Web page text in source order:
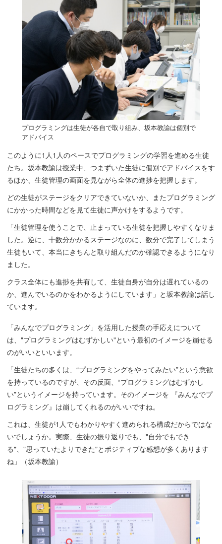
プログラミングは生徒が各自で取り組み、坂本教諭は個別で
アドバイス
このように1人1人のペースでプログラミングの学習を進める生徒
たち。坂本教諭は授業中、つまずいた生徒に個別でアドバイスをす
るほか、生徒管理の画面を見ながら全体の進捗を把握します。
どの生徒がステージをクリアできていないか、またプログラミング
にかかった時間などを見て生徒に声かけをするようです。
「生徒管理を使うことで、止まっている生徒を把握しやすくなりま
した。逆に、十数分かかるステージなのに、数分で完了してしまう
生徒もいて、本当にきちんと取り組んだのか確認できるようになり
ました。
クラス全体にも進捗を共有して、生徒自身が自分は遅れているの
か、進んでいるのかをわかるようにしています」と坂本教諭は話し
ています。
「みんなでプログラミング」を活用した授業の手応えについて
は、"プログラミングはむずかしい"という最初のイメージを崩せる
のがいいといいます。
「生徒たちの多くは、“プログラミングをやってみたい”という意欲
を持っているのですが、その反面、“プログラミングはむずかし
い”というイメージを持っています。そのイメージを 『みんなでプ
ログラミング』は崩してくれるのがいいですね。
これは、生徒が1人でもわかりやすく進められる構成だからではな
いでしょうか。実際、生徒の振り返りでも、"自分でもでき
る"、"思っていたよりできた"とポジティブな感想が多くあります
ね」（坂本教諭）